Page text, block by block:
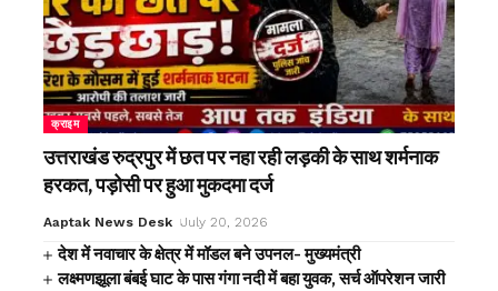
क्राइम
उत्तराखंड रुद्रपुर में छत पर नहा रही लड़की के साथ शर्मनाक
हरकत, पड़ोसी पर हुआ मुकदमा दर्ज
Aaptak News Desk July 20, 2026
देश में नवाचार के क्षेत्र में मॉडल बने उपनल- मुख्यमंत्री
लक्ष्मणझूला बंबई घाट के पास गंगा नदी में बहा युवक, सर्च ऑपरेशन जारी